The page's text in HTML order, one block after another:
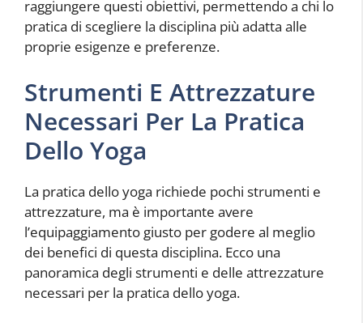
raggiungere questi obiettivi, permettendo a chi lo
pratica di scegliere la disciplina più adatta alle
proprie esigenze e preferenze.
Strumenti E Attrezzature
Necessari Per La Pratica
Dello Yoga
La pratica dello yoga richiede pochi strumenti e
attrezzature, ma è importante avere
l’equipaggiamento giusto per godere al meglio
dei benefici di questa disciplina. Ecco una
panoramica degli strumenti e delle attrezzature
necessari per la pratica dello yoga.